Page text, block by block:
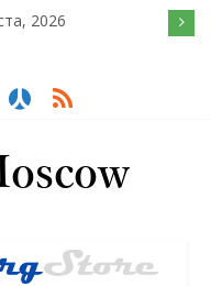
2026
и
работы и